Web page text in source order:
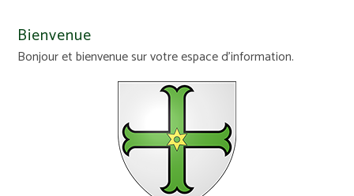
Bienvenue
Bonjour et bienvenue sur votre espace d'information.